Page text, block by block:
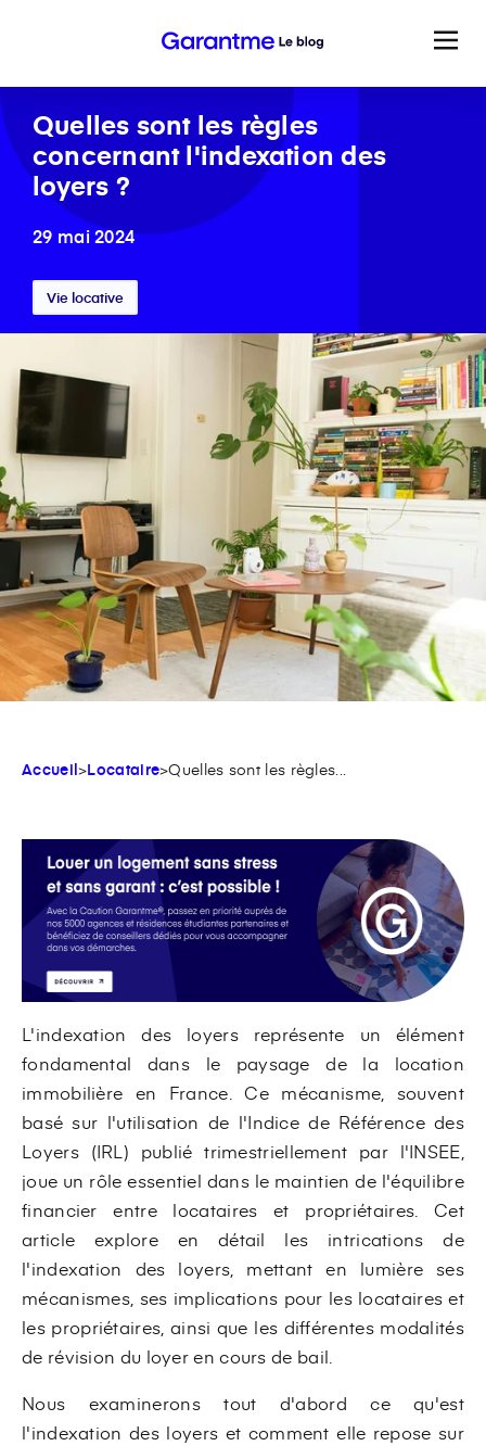
Quelles sont les règles
concernant l'indexation des
loyers ?
29 mai 2024
Vie locative
Accueil>Locataire>Quelles sont les règles...
L'indexation des loyers représente un élément
fondamental dans le paysage de la location
immobilière en France. Ce mécanisme, souvent
basé sur l'utilisation de l'Indice de Référence des
Loyers (IRL) publié trimestriellement par l'INSEE,
joue un rôle essentiel dans le maintien de l'équilibre
financier entre locataires et propriétaires. Cet
article explore en détail les intrications de
l'indexation des loyers, mettant en lumière ses
mécanismes, ses implications pour les locataires et
les propriétaires, ainsi que les différentes modalités
de révision du loyer en cours de bail.
Nous examinerons tout d'abord ce qu'est
l'indexation des loyers et comment elle repose sur